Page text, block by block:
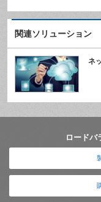
関連ソリューション
ネ
ロードバ